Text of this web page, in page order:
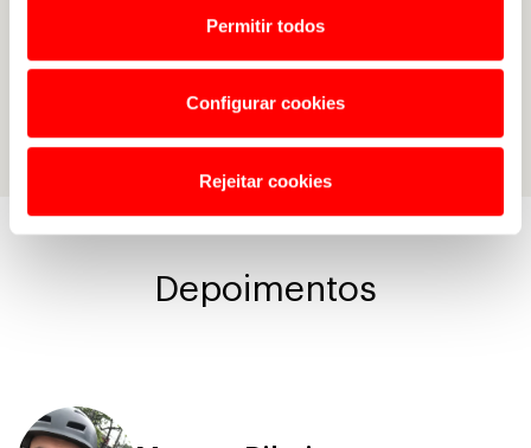
Permitir todos
Configurar cookies
Rejeitar cookies
DESCONTOS PARA COMPRA DE PRODUTOS
Depoimentos